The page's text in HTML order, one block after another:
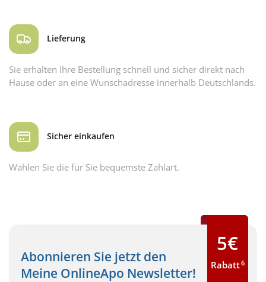
Lieferung
Sie erhalten Ihre Bestellung schnell und sicher direkt nach
Hause oder an eine Wunschadresse innerhalb Deutschlands.
Sicher einkaufen
Wählen Sie die für Sie bequemste Zahlart.
Abonnieren Sie jetzt den
Meine OnlineApo Newsletter!
5€
Rabatt6